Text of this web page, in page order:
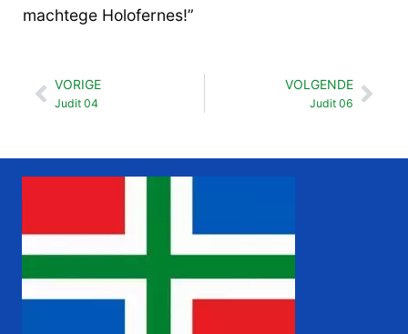
machtege Holofernes!”
Vorige
VORIGE
Judit 04
VOLGENDE
Judit 06